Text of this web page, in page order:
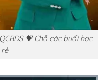
💝 Chỗ các buổi học